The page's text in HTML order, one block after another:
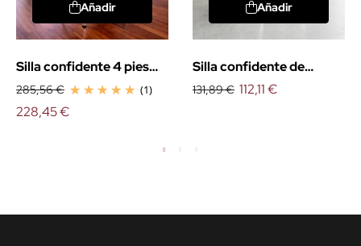
Añadir
Silla confidente 4 pies
urban
285,56 € (1)
228,45 €
Añadir
Silla confidente de
madera Fissa
131,89 € 112,11 €